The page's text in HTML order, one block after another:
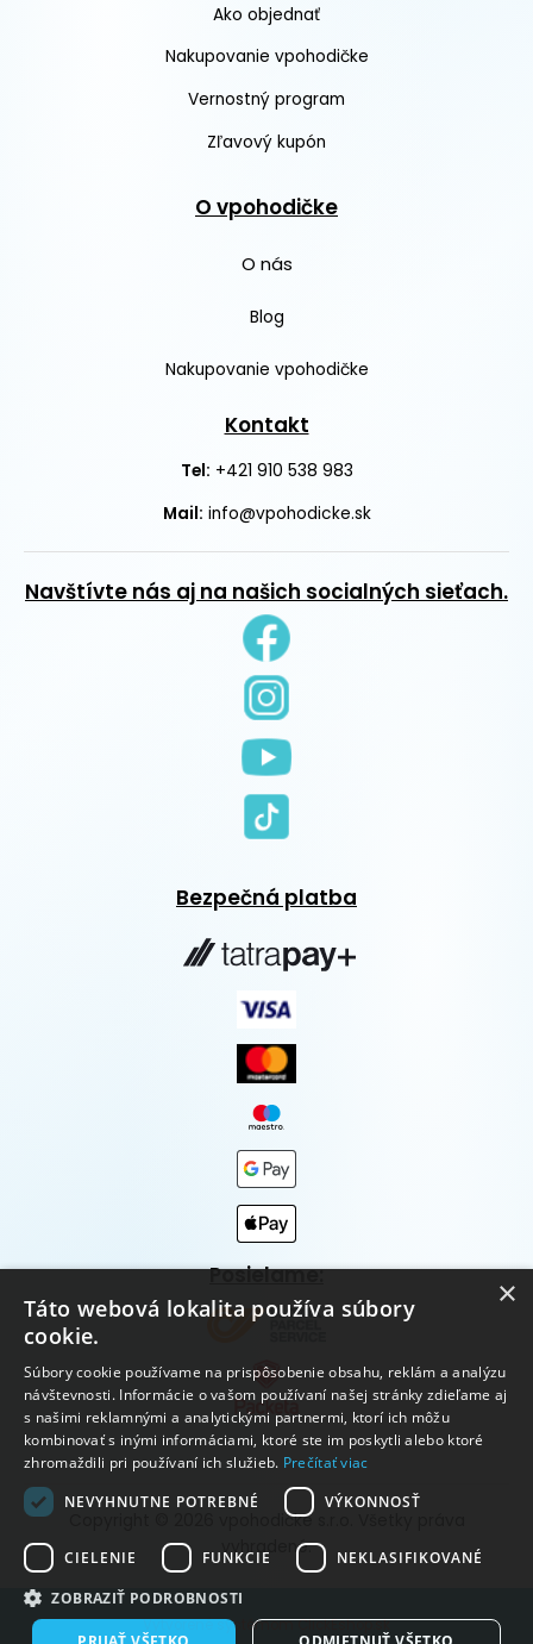
Ako objednať
Nakupovanie vpohodičke
Vernostný program
Zľavový kupón
O vpohodičke
O nás
Blog
Nakupovanie vpohodičke
Kontakt
Tel: +421 910 538 983
Mail: info@vpohodicke.sk
Navštívte nás aj na našich socialných sieťach.
Bezpečná platba
Posielame:
Copyright © 2026 vpohodičke s.r.o. Všetky práva
vyhradené.
Vytvorené systémom ClickEshop.sk
×
Táto webová lokalita používa súbory
cookie.
Súbory cookie používame na prispôsobenie obsahu, reklám a analýzu
návštevnosti. Informácie o vašom používaní našej stránky zdieľame aj
s našimi reklamnými a analytickými partnermi, ktorí ich môžu
kombinovať s inými informáciami, ktoré ste im poskytli alebo ktoré
zhromaždili pri používaní ich služieb. Prečítať viac
NEVYHNUTNE POTREBNÉ
VÝKONNOSŤ
CIELENIE FUNKCIE NEKLASIFIKOVANÉ
ZOBRAZIŤ PODROBNOSTI